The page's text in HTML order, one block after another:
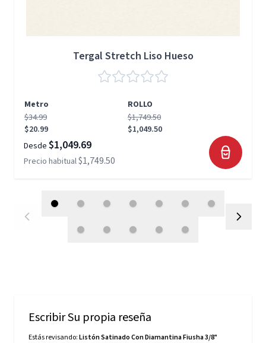
Tergal Stretch Liso Hueso
Metro
ROLLO
$34.99
$20.99
$1,749.50
$1,049.50
Desde $1,049.69
Precio habitual$1,749.50
Escribir Su propia reseña
Estás revisando:Listón Satinado Con Diamantina Fiusha 3/8"